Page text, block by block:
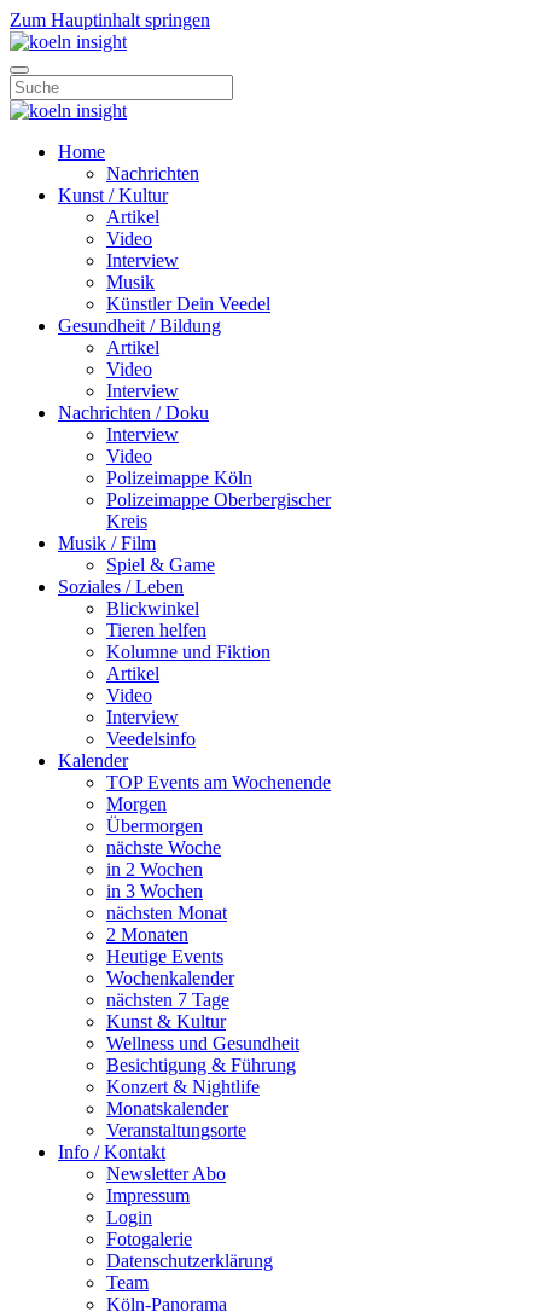
Zum Hauptinhalt springen
Home
Nachrichten
Kunst / Kultur
Artikel
Video
Interview
Musik
Künstler Dein Veedel
Gesundheit / Bildung
Artikel
Video
Interview
Nachrichten / Doku
Interview
Video
Polizeimappe Köln
Polizeimappe Oberbergischer
Kreis
Musik / Film
Spiel & Game
Soziales / Leben
Blickwinkel
Tieren helfen
Kolumne und Fiktion
Artikel
Video
Interview
Veedelsinfo
Kalender
TOP Events am Wochenende
Morgen
Übermorgen
nächste Woche
in 2 Wochen
in 3 Wochen
nächsten Monat
2 Monaten
Heutige Events
Wochenkalender
nächsten 7 Tage
Kunst & Kultur
Wellness und Gesundheit
Besichtigung & Führung
Konzert & Nightlife
Monatskalender
Veranstaltungsorte
Info / Kontakt
Newsletter Abo
Impressum
Login
Fotogalerie
Datenschutzerklärung
Team
Köln-Panorama